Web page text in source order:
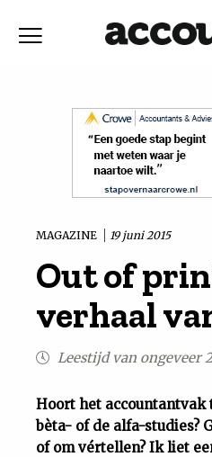
Vaktechniek
Achtergrond
Uit
MAGAZINE 19 juni 2015
Out of
verhaal
Leestijd van ongeveer
Hoort het accountantvak
bèta- of de alfa-studies?
of om vértellen? Ik liet
RELEVANTIEDATUM